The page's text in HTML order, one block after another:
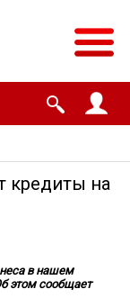
кредиты на
в нашем
этом сообщает